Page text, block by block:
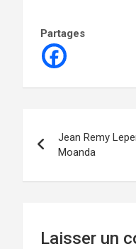
Partages
de
l’article
Jean Remy
Moanda
Laisser un